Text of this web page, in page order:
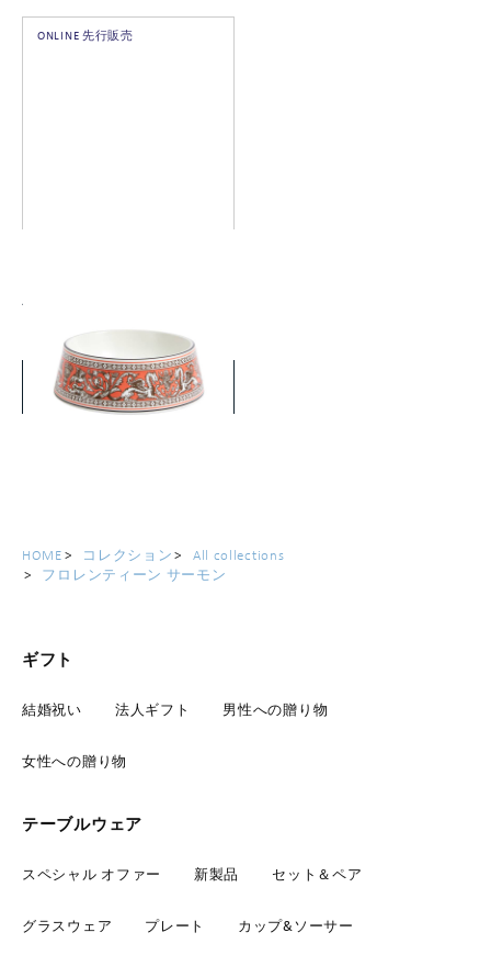
ONLINE 先行販売
ペットボウル 21cm
￥33,000
詳細を見る
HOME コレクション
All collections
フロレンティーン サーモン
ギフト
結婚祝い 法人ギフト 男性への贈り物
女性への贈り物
テーブルウェア
スペシャル オファー 新製品 セット＆ペア
グラスウェア プレート カップ&ソーサー